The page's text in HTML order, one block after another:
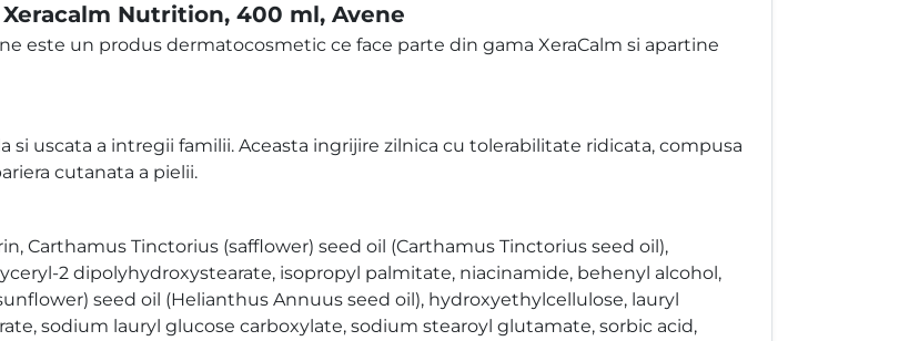
Nutrition, 400 ml, Avene
este un produs dermatocosmetic ce face parte din gama XeraCalm si apartine
uscata a intregii familii. Aceasta ingrijire zilnica cu tolerabilitate ridicata, compusa
cutanata a pielii.
Carthamus Tinctorius (safflower) seed oil (Carthamus Tinctorius seed oil),
2 dipolyhydroxystearate, isopropyl palmitate, niacinamide, behenyl alcohol,
seed oil (Helianthus Annuus seed oil), hydroxyethylcellulose, lauryl
sodium lauryl glucose carboxylate, sodium stearoyl glutamate, sorbic acid,